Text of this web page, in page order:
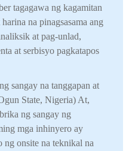
tagagawa ng kagamitan
na pinagsasama ang
at pag-unlad,
at serbisyo pagkatapos
sangay na tanggapan at
State, Nigeria) At,
ng sangay ng
mga inhinyero ay
ng onsite na teknikal na